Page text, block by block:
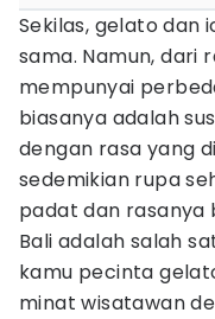
Sekilas, gelato
sama. Namun,
mempunyai
biasanya adalah
dengan rasa yang
sedemikian rupa
padat dan rasanya
Bali adalah salah
kamu pecinta
minat wisatawan